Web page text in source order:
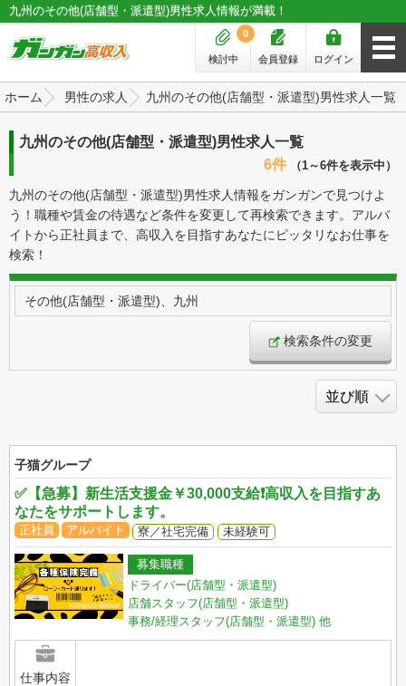
九州のその他(店舗型・派遣型)男性求人情報が満載！
ログイン
会員登録
検討中
0
ホーム 男性の求人 九州のその他(店舗型・派遣型)男性求人一覧
九州のその他(店舗型・派遣型)男性求人一覧
6件
（1～6件を表示中）
九州のその他(店舗型・派遣型)男性求人情報をガンガンで見つけよ
う！職種や賃金の待遇など条件を変更して再検索できます。アルバ
イトから正社員まで、高収入を目指すあなたにピッタリなお仕事を
検索！
その他(店舗型・派遣型)、九州
検索条件の変更
子猫グループ
✅【急募】新生活支援金￥30,000支給❗高収入を目指すあ
なたをサポートします。
正社員 アルバイト 寮／社宅完備 未経験可
募集職種
ドライバー(店舗型・派遣型)
店舗スタッフ(店舗型・派遣型)
事務/経理スタッフ(店舗型・派遣型) 他
仕事内容